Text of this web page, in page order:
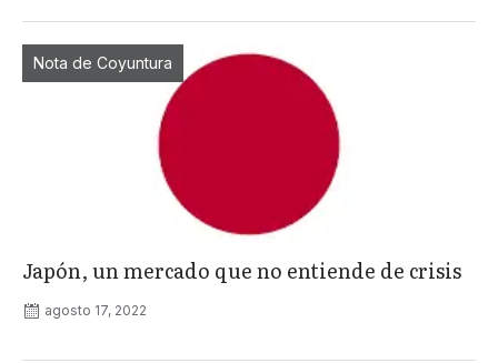
Nota de Coyuntura
Japón, un mercado que no entiende de crisis
agosto 17, 2022